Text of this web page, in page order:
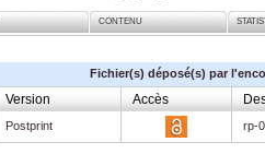
CONTENU
Fichier(s) déposé(s) par
Version Accès
Postprint rp-